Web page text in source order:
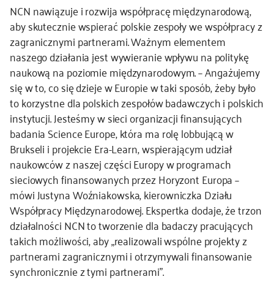
NCN nawiązuje i rozwija współpracę międzynarodową,
aby skutecznie wspierać polskie zespoły we współpracy z
zagranicznymi partnerami. Ważnym elementem
naszego działania jest wywieranie wpływu na politykę
naukową na poziomie międzynarodowym. – Angażujemy
się w to, co się dzieje w Europie w taki sposób, żeby było
to korzystne dla polskich zespołów badawczych i polskich
instytucji. Jesteśmy w sieci organizacji finansujących
badania Science Europe, która ma rolę lobbującą w
Brukseli i projekcie Era-Learn, wspierającym udział
naukowców z naszej części Europy w programach
sieciowych finansowanych przez Horyzont Europa –
mówi Justyna Woźniakowska, kierowniczka Działu
Współpracy Międzynarodowej. Ekspertka dodaje, że trzon
działalności NCN to tworzenie dla badaczy pracujących
takich możliwości, aby „realizowali wspólne projekty z
partnerami zagranicznymi i otrzymywali finansowanie
synchronicznie z tymi partnerami”.